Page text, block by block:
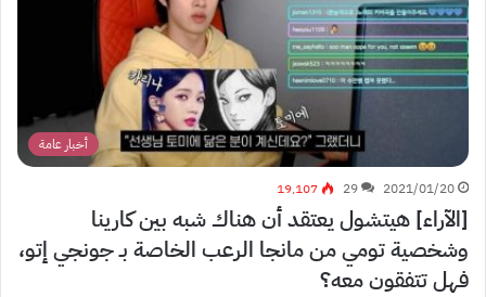
أخبار عامة
2021/01/20
29 19٬107
[الآراء] هيتشول يعتقد أن هناك شبه بين كارينا
وشخصية تومي من مانجا الرعب الخاصة بـ جونجي إتو،
فهل تتفقون معه؟